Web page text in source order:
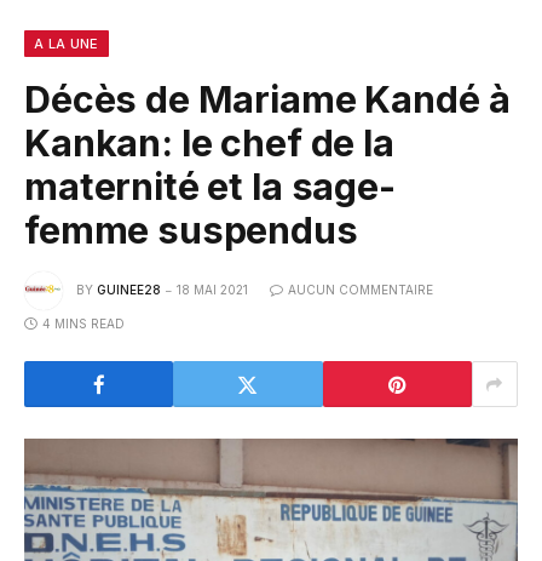
A LA UNE
Décès de Mariame Kandé à
Kankan: le chef de la
maternité et la sage-
femme suspendus
BY GUINEE28 18 MAI 2021 AUCUN COMMENTAIRE
4 MINS READ